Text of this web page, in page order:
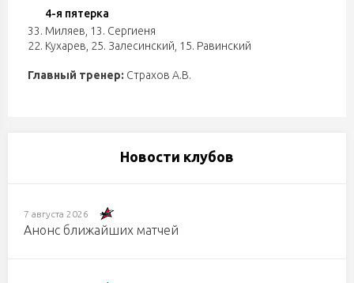
4-я пятерка
33. Миляев 13. Сергиеня
22. Кухарев 25. Залесинский 15. Равинский
Главный тренер: Страхов А.В.
Новости клубов
7 августа 2026
Анонс ближайших матчей